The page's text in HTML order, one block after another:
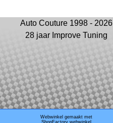
Auto Couture 1998 - 2026
28 jaar Improve Tuning
Webwinkel gemaakt met
ShopFactory webwinkel